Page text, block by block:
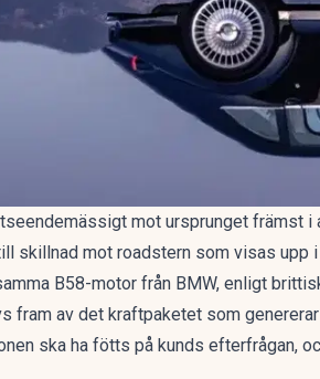
mot ursprunget främst
skillnad mot roadstern som visas upp
B58-motor från BMW, enligt
fram av det kraftpaketet som
ska ha fötts på kunds efterfrågan,